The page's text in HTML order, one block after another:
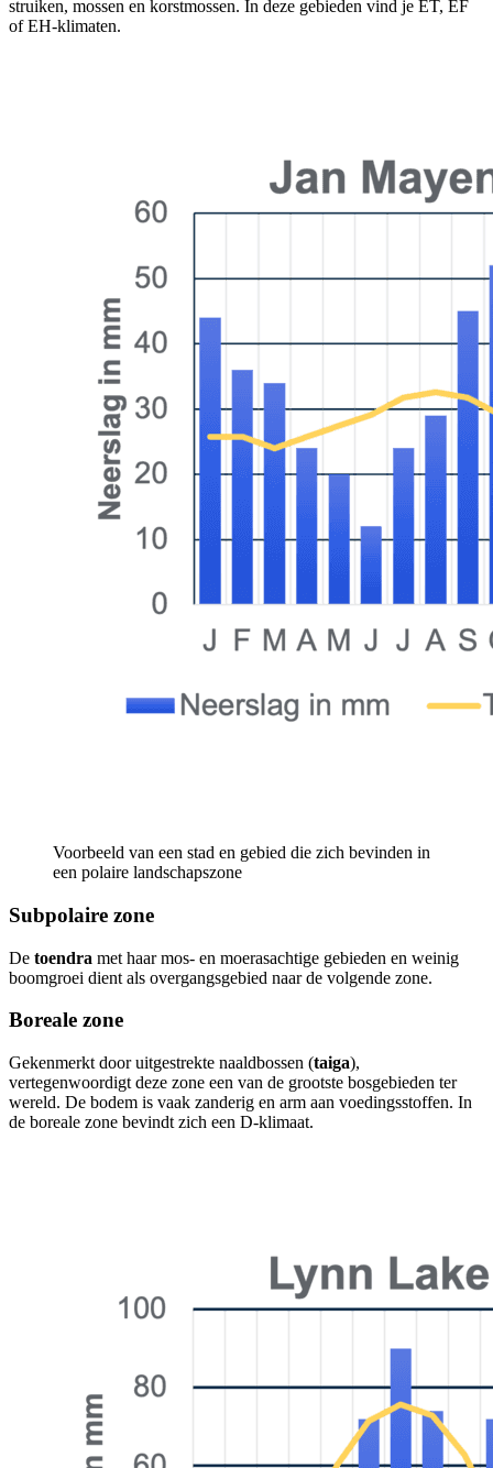
struiken, mossen en korstmossen. In deze gebieden vind je ET, EF
of EH-klimaten.
Voorbeeld van een stad en gebied die zich bevinden in
een polaire landschapszone
Subpolaire zone
De toendra met haar mos- en moerasachtige gebieden en weinig
boomgroei dient als overgangsgebied naar de volgende zone.
Boreale zone
Gekenmerkt door uitgestrekte naaldbossen (taiga),
vertegenwoordigt deze zone een van de grootste bosgebieden ter
wereld. De bodem is vaak zanderig en arm aan voedingsstoffen. In
de boreale zone bevindt zich een D-klimaat.